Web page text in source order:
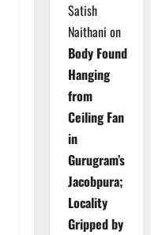
Satish
Naithani on
Body Found
Hanging
from
Ceiling Fan
in
Gurugram’s
Jacobpura;
Locality
Gripped by